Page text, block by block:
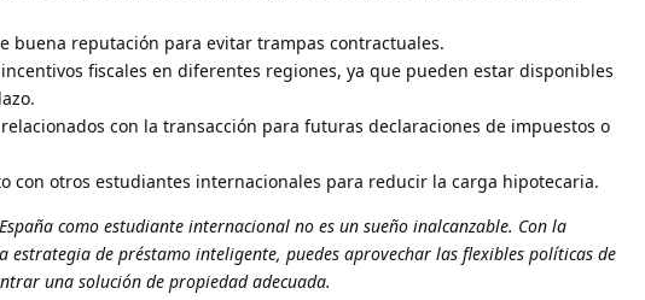
buena reputación para evitar trampas contractuales.
fiscales en diferentes regiones, ya que pueden estar disponibles
con la transacción para futuras declaraciones de impuestos o
con otros estudiantes internacionales para reducir la carga hipotecaria.
como estudiante internacional no es un sueño inalcanzable. Con la
estrategia de préstamo inteligente, puedes aprovechar las flexibles políticas de
una solución de propiedad adecuada.